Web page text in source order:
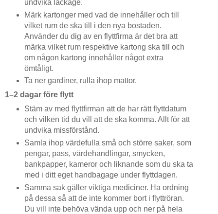
undvika läckage.
Märk kartonger med vad de innehåller och till
vilket rum de ska till i den nya bostaden.
Använder du dig av en flyttfirma är det bra att
märka vilket rum respektive kartong ska till och
om någon kartong innehåller något extra
ömtåligt.
Ta ner gardiner, rulla ihop mattor.
1–2 dagar före flytt
Stäm av med flyttfirman att de har rätt flyttdatum
och vilken tid du vill att de ska komma. Allt för att
undvika missförstånd.
Samla ihop värdefulla små och större saker, som
pengar, pass, värdehandlingar, smycken,
bankpapper, kameror och liknande som du ska ta
med i ditt eget handbagage under flyttdagen.
Samma sak gäller viktiga mediciner. Ha ordning
på dessa så att de inte kommer bort i flyttröran.
Du vill inte behöva vända upp och ner på hela